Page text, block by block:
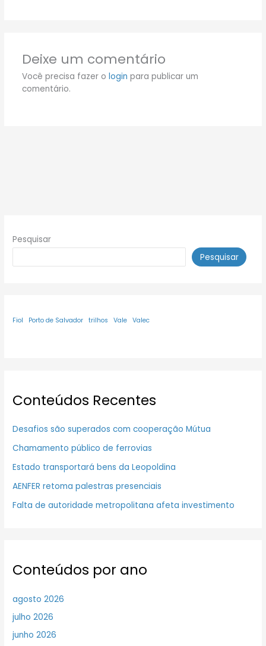
Deixe um comentário
Você precisa fazer o login para publicar um
comentário.
Pesquisar
Pesquisar
Fiol Porto de Salvador trilhos Vale Valec
Conteúdos Recentes
Desafios são superados com cooperação Mútua
Chamamento público de ferrovias
Estado transportará bens da Leopoldina
AENFER retoma palestras presenciais
Falta de autoridade metropolitana afeta investimento
Conteúdos por ano
agosto 2026
julho 2026
junho 2026